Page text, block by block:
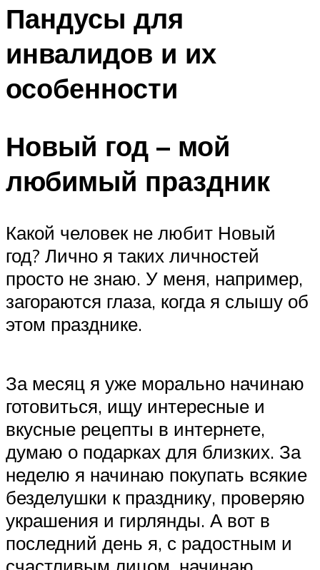
Пандусы для
инвалидов и их
особенности
Новый год – мой
любимый праздник
Какой человек не любит Новый
год? Лично я таких личностей
просто не знаю. У меня, например,
загораются глаза, когда я слышу об
этом празднике.
За месяц я уже морально начинаю
готовиться, ищу интересные и
вкусные рецепты в интернете,
думаю о подарках для близких. За
неделю я начинаю покупать всякие
безделушки к празднику, проверяю
украшения и гирлянды. А вот в
последний день я, с радостным и